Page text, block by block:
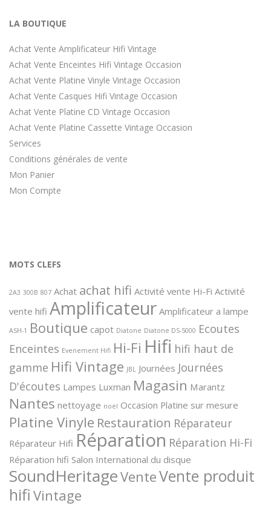
LA BOUTIQUE
Achat Vente Amplificateur Hifi Vintage
Achat Vente Enceintes Hifi Vintage Occasion
Achat Vente Platine Vinyle Vintage Occasion
Achat Vente Casques Hifi Vintage Occasion
Achat Vente Platine CD Vintage Occasion
Achat Vente Platine Cassette Vintage Occasion
Services
Conditions générales de vente
Mon Panier
Mon Compte
MOTS CLEFS
2A3 300B 807 Achat achat hifi Activité vente Hi-Fi Activité
vente hifi Amplificateur Amplificateur a lampe
ASH-1 Boutique capot Diatone Diatone DS-5000 Ecoutes
Enceintes Evenement Hifi Hi-Fi Hifi hifi haut de
gamme Hifi Vintage JBL Journées Journées
D'écoutes Lampes Luxman Magasin Marantz
Nantes nettoyage noël Occasion Platine sur mesure
Platine Vinyle Restauration Réparateur
Réparateur Hifi Réparation Réparation Hi-Fi
Réparation hifi Salon International du disque
SoundHeritageVenteVente produit
hifi Vintage